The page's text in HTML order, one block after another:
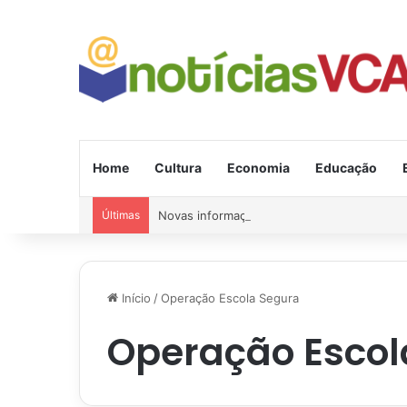
Home Cultura Economia Educação
Últimas Novas informações sobre o ciclone
Início /Operação Escola Segura
Operação